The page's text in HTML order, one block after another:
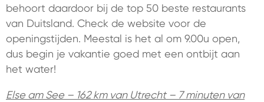
behoort daardoor bij de top 50 beste restaurants
van Duitsland. Check de website voor de
openingstijden. Meestal is het al om 9.00u open,
dus begin je vakantie goed met een ontbijt aan
het water!
Else am See – 162 km van Utrecht – 7 minuten van